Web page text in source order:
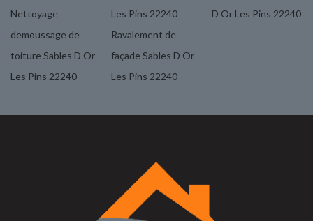
Nettoyage
demoussage de
toiture Sables D Or
Les Pins 22240
Les Pins 22240
Ravalement de
façade Sables D Or
Les Pins 22240
D Or Les Pins 22240